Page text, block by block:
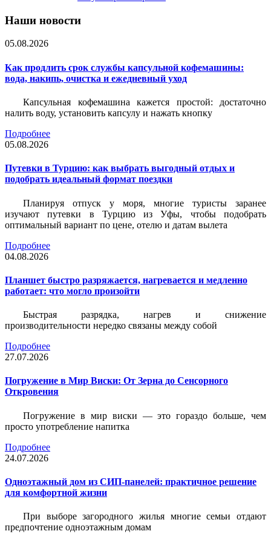
Наши новости
05.08.2026
Как продлить срок службы капсульной кофемашины:
вода, накипь, очистка и ежедневный уход
Капсульная кофемашина кажется простой: достаточно
налить воду, установить капсулу и нажать кнопку
Подробнее
05.08.2026
Путевки в Турцию: как выбрать выгодный отдых и
подобрать идеальный формат поездки
Планируя отпуск у моря, многие туристы заранее
изучают путевки в Турцию из Уфы, чтобы подобрать
оптимальный вариант по цене, отелю и датам вылета
Подробнее
04.08.2026
Планшет быстро разряжается, нагревается и медленно
работает: что могло произойти
Быстрая разрядка, нагрев и снижение
производительности нередко связаны между собой
Подробнее
27.07.2026
Погружение в Мир Виски: От Зерна до Сенсорного
Откровения
Погружение в мир виски — это гораздо больше, чем
просто употребление напитка
Подробнее
24.07.2026
Одноэтажный дом из СИП-панелей: практичное решение
для комфортной жизни
При выборе загородного жилья многие семьи отдают
предпочтение одноэтажным домам